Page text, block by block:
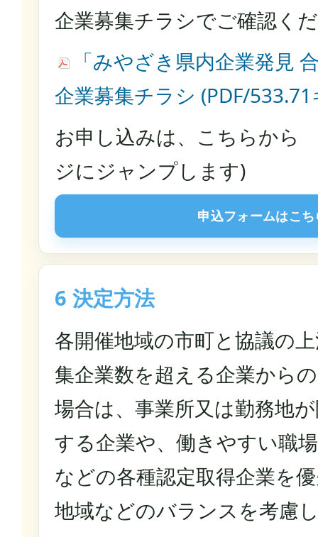
企業募集チラシでご確認く
「みやざき県内企業発見
企業募集チラシ (PDF/
お申し込みは、こちらから
ジにジャンプします)
申込フォームはこち
6 決定方法
各開催地域の市町と協議の
集企業数を超える企業から
場合は、事業所又は勤務地
する企業や、働きやすい職
などの各種認定取得企業を
地域などのバランスを考慮